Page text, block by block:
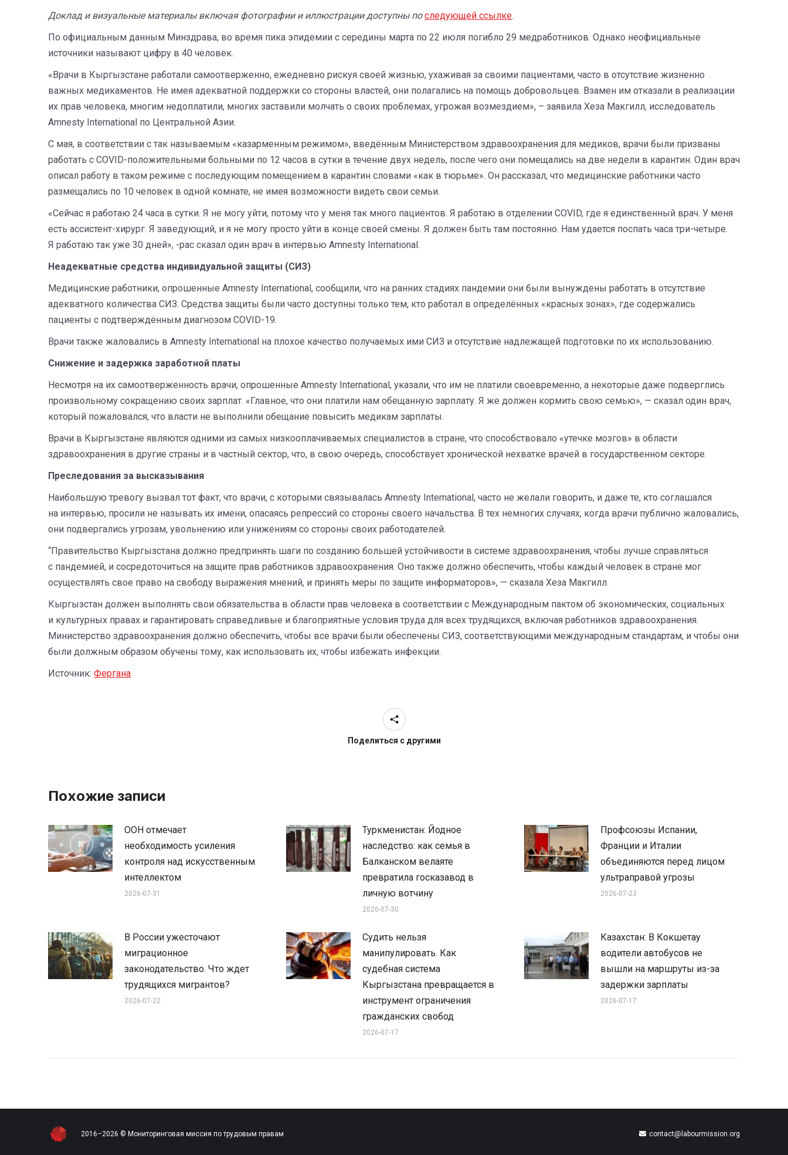
Доклад и визуальные материалы включая фотографии и иллюстрации доступны по следующей ссылке.
По официальным данным Минздрава, во время пика эпидемии с середины марта по 22 июля погибло 29 медработников. Однако неофициальные
источники называют цифру в 40 человек.
«Врачи в Кыргызстане работали самоотверженно, ежедневно рискуя своей жизнью, ухаживая за своими пациентами, часто в отсутствие жизненно
важных медикаментов. Не имея адекватной поддержки со стороны властей, они полагались на помощь добровольцев. Взамен им отказали в реализации
их прав человека, многим недоплатили, многих заставили молчать о своих проблемах, угрожая возмездием», – заявила Хеза Макгилл, исследователь
Amnesty International по Центральной Азии.
С мая, в соответствии с так называемым «казарменным режимом», введённым Министерством здравоохранения для медиков, врачи были призваны
работать с COVID-положительными больными по 12 часов в сутки в течение двух недель, после чего они помещались на две недели в карантин. Один врач
описал работу в таком режиме с последующим помещением в карантин словами «как в тюрьме». Он рассказал, что медицинские работники часто
размещались по 10 человек в одной комнате, не имея возможности видеть свои семьи.
«Сейчас я работаю 24 часа в сутки. Я не могу уйти, потому что у меня так много пациентов. Я работаю в отделении COVID, где я единственный врач. У меня
есть ассистент-хирург. Я заведующий, и я не могу просто уйти в конце своей смены. Я должен быть там постоянно. Нам удается поспать часа три-четыре.
Я работаю так уже 30 дней», -рас сказал один врач в интервью Amnesty International.
Неадекватные средства индивидуальной защиты (СИЗ)
Медицинские работники, опрошенные Amnesty International, сообщили, что на ранних стадиях пандемии они были вынуждены работать в отсутствие
адекватного количества СИЗ. Средства защиты были часто доступны только тем, кто работал в определённых «красных зонах», где содержались
пациенты с подтверждённым диагнозом COVID-19.
Врачи также жаловались в Amnesty International на плохое качество получаемых ими СИЗ и отсутствие надлежащей подготовки по их использованию.
Снижение и задержка заработной платы
Несмотря на их самоотверженность врачи, опрошенные Amnesty International, указали, что им не платили своевременно, а некоторые даже подверглись
произвольному сокращению своих зарплат. «Главное, что они платили нам обещанную зарплату. Я же должен кормить свою семью», — сказал один врач,
который пожаловался, что власти не выполнили обещание повысить медикам зарплаты.
Врачи в Кыргызстане являются одними из самых низкооплачиваемых специалистов в стране, что способствовало «утечке мозгов» в области
здравоохранения в другие страны и в частный сектор, что, в свою очередь, способствует хронической нехватке врачей в государственном секторе.
Преследования за высказывания
Наибольшую тревогу вызвал тот факт, что врачи, с которыми связывалась Amnesty International, часто не желали говорить, и даже те, кто соглашался
на интервью, просили не называть их имени, опасаясь репрессий со стороны своего начальства. В тех немногих случаях, когда врачи публично жаловались,
они подвергались угрозам, увольнению или унижениям со стороны своих работодателей.
“Правительство Кыргызстана должно предпринять шаги по созданию большей устойчивости в системе здравоохранения, чтобы лучше справляться
с пандемией, и сосредоточиться на защите прав работников здравоохранения. Оно также должно обеспечить, чтобы каждый человек в стране мог
осуществлять свое право на свободу выражения мнений, и принять меры по защите информаторов», — сказала Хеза Макгилл.
Кыргызстан должен выполнять свои обязательства в области прав человека в соответствии с Международным пактом об экономических, социальных
и культурных правах и гарантировать справедливые и благоприятные условия труда для всех трудящихся, включая работников здравоохранения.
Министерство здравоохранения должно обеспечить, чтобы все врачи были обеспечены СИЗ, соответствующими международным стандартам, и чтобы они
были должным образом обучены тому, как использовать их, чтобы избежать инфекции.
Источник: Фергана
Поделиться с другими
Похожие записи
ООН отмечает
необходимость усиления
контроля над искусственным
интеллектом
2026-07-31
Туркменистан: Йодное
наследство: как семья в
Балканском велаяте
превратила госказавод в
личную вотчину
2026-07-30
Профсоюзы Испании,
Франции и Италии
объединяются перед лицом
ультраправой угрозы
2026-07-23
В России ужесточают
миграционное
законодательство. Что ждет
трудящихся мигрантов?
2026-07-22
Судить нельзя
манипулировать. Как
судебная система
Кыргызстана превращается в
инструмент ограничения
гражданских свобод
2026-07-17
Казахстан: В Кокшетау
водители автобусов не
вышли на маршруты из-за
задержки зарплаты
2026-07-17
2016–2026 © Мониторинговая миссия по трудовым правам contact@labourmission.org